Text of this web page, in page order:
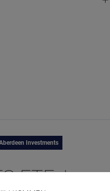
Investments
ETF: